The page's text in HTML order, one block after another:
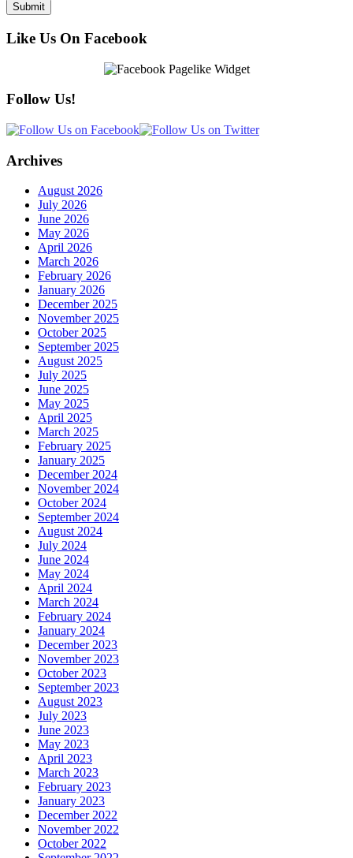
Like Us On Facebook
Follow Us!
Archives
August 2026
July 2026
June 2026
May 2026
April 2026
March 2026
February 2026
January 2026
December 2025
November 2025
October 2025
September 2025
August 2025
July 2025
June 2025
May 2025
April 2025
March 2025
February 2025
January 2025
December 2024
November 2024
October 2024
September 2024
August 2024
July 2024
June 2024
May 2024
April 2024
March 2024
February 2024
January 2024
December 2023
November 2023
October 2023
September 2023
August 2023
July 2023
June 2023
May 2023
April 2023
March 2023
February 2023
January 2023
December 2022
November 2022
October 2022